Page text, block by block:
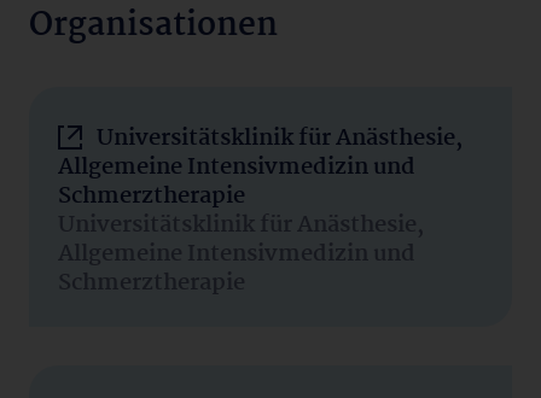
Organisationen
Universitätsklinik für Anästhesie,
Allgemeine Intensivmedizin und
Schmerztherapie
Universitätsklinik für Anästhesie,
Allgemeine Intensivmedizin und
Schmerztherapie